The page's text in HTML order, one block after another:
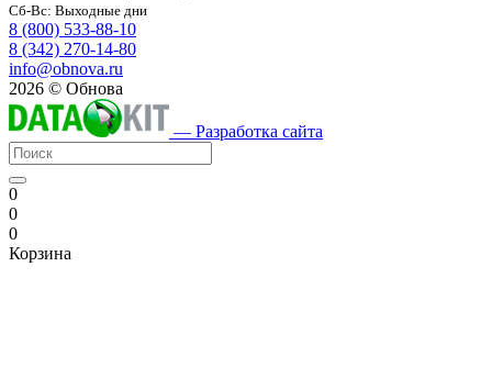
Сб-Вс: Выходные дни
8 (800) 533-88-10
8 (342) 270-14-80
info@obnova.ru
2026 © Обнова
— Разработка сайта
0
0
0
Корзина